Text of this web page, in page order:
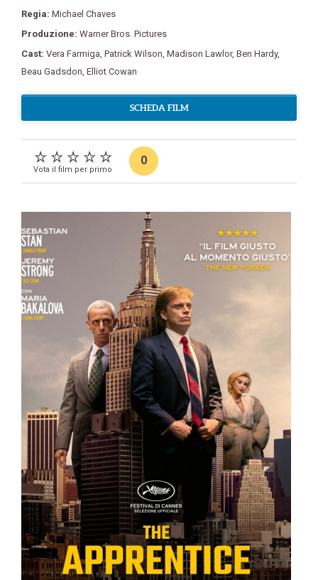
Regia: Michael Chaves
Produzione: Warner Bros. Pictures
Cast: Vera Farmiga, Patrick Wilson, Madison Lawlor, Ben Hardy,
Beau Gadsdon, Elliot Cowan
SCHEDA FILM
Vota il film per primo
0